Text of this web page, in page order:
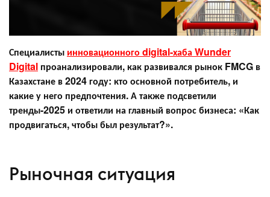
Специалисты инновационного digital-хаба Wunder
Digital проанализировали, как развивался рынок FMCG в
Казахстане в 2024 году: кто основной потребитель, и
какие у него предпочтения. А также подсветили
тренды-2025 и ответили на главный вопрос бизнеса: «‎Как
продвигаться, чтобы был результат?».
Рыночная ситуация